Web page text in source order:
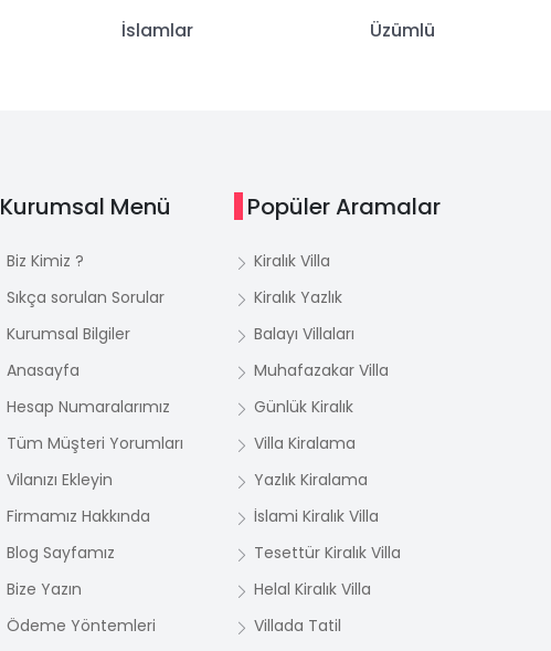
İslamlar Üzümlü
Kurumsal Menü
Biz Kimiz ?
Sıkça sorulan Sorular
Kurumsal Bilgiler
Anasayfa
Hesap Numaralarımız
Tüm Müşteri Yorumları
Vilanızı Ekleyin
Firmamız Hakkında
Blog Sayfamız
Bize Yazın
Ödeme Yöntemleri
Popüler Aramalar
Kiralık Villa
Kiralık Yazlık
Balayı Villaları
Muhafazakar Villa
Günlük Kiralık
Villa Kiralama
Yazlık Kiralama
İslami Kiralık Villa
Tesettür Kiralık Villa
Helal Kiralık Villa
Villada Tatil